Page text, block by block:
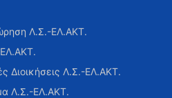
Λ.Σ.-ΕΛ.ΑΚΤ.
Διοικήσεις Λ.Σ.-ΕΛ.ΑΚΤ.
Λ.Σ.-ΕΛ.ΑΚΤ.